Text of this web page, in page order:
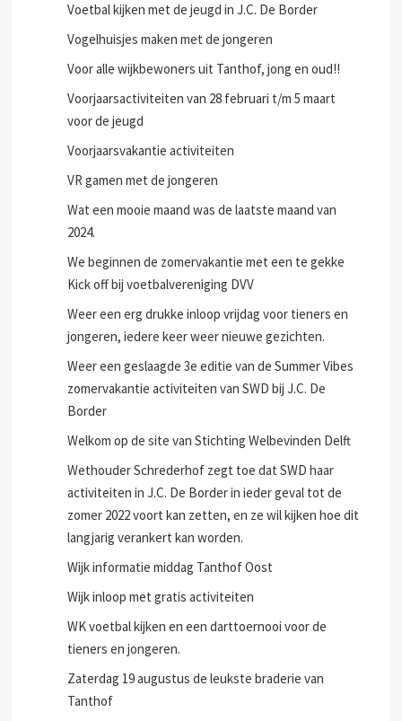
Voetbal kijken met de jeugd in J.C. De Border
Vogelhuisjes maken met de jongeren
Voor alle wijkbewoners uit Tanthof, jong en oud!!
Voorjaarsactiviteiten van 28 februari t/m 5 maart
voor de jeugd
Voorjaarsvakantie activiteiten
VR gamen met de jongeren
Wat een mooie maand was de laatste maand van
2024.
We beginnen de zomervakantie met een te gekke
Kick off bij voetbalvereniging DVV
Weer een erg drukke inloop vrijdag voor tieners en
jongeren, iedere keer weer nieuwe gezichten.
Weer een geslaagde 3e editie van de Summer Vibes
zomervakantie activiteiten van SWD bij J.C. De
Border
Welkom op de site van Stichting Welbevinden Delft
Wethouder Schrederhof zegt toe dat SWD haar
activiteiten in J.C. De Border in ieder geval tot de
zomer 2022 voort kan zetten, en ze wil kijken hoe dit
langjarig verankert kan worden.
Wijk informatie middag Tanthof Oost
Wijk inloop met gratis activiteiten
WK voetbal kijken en een darttoernooi voor de
tieners en jongeren.
Zaterdag 19 augustus de leukste braderie van
Tanthof